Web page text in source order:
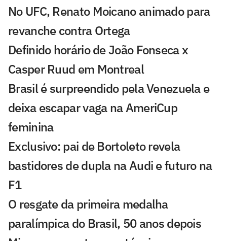
No UFC, Renato Moicano animado para
revanche contra Ortega
Definido horário de João Fonseca x
Casper Ruud em Montreal
Brasil é surpreendido pela Venezuela e
deixa escapar vaga na AmeriCup
feminina
Exclusivo: pai de Bortoleto revela
bastidores de dupla na Audi e futuro na
F1
O resgate da primeira medalha
paralímpica do Brasil, 50 anos depois